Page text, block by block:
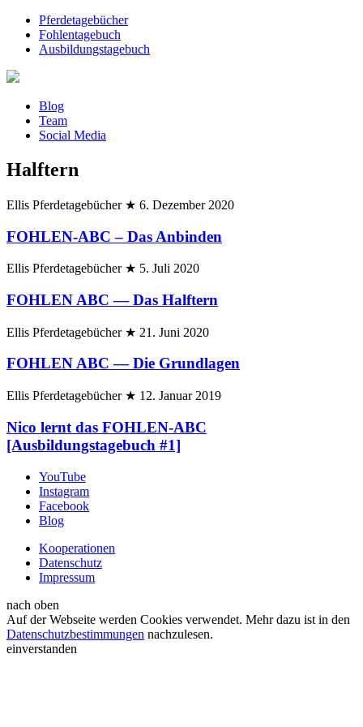
Pferdetagebücher
Fohlentagebuch
Ausbildungstagebuch
Blog
Team
Social Media
Halftern
Ellis Pferdetagebücher ★ 6. Dezember 2020
FOHLEN-ABC – Das Anbinden
Ellis Pferdetagebücher ★ 5. Juli 2020
FOHLEN ABC — Das Halftern
Ellis Pferdetagebücher ★ 21. Juni 2020
FOHLEN ABC — Die Grundlagen
Ellis Pferdetagebücher ★ 12. Januar 2019
Nico lernt das FOHLEN-ABC
[Ausbildungstagebuch #1]
YouTube
Instagram
Facebook
Blog
Kooperationen
Datenschutz
Impressum
nach oben
Auf der Webseite werden Cookies verwendet. Mehr dazu ist in den
Datenschutzbestimmungen nachzulesen.
einverstanden